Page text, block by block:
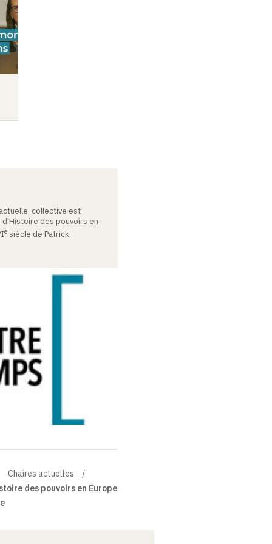
collective est
des pouvoirs en
e siècle de Patrick
Chaires actuelles
des pouvoirs en Europe